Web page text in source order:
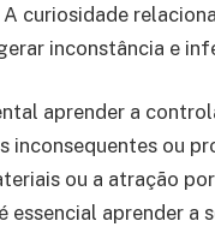
curiosidade
inconstância e
aprender a
inconsequentes ou
ou a atração
essencial aprender a